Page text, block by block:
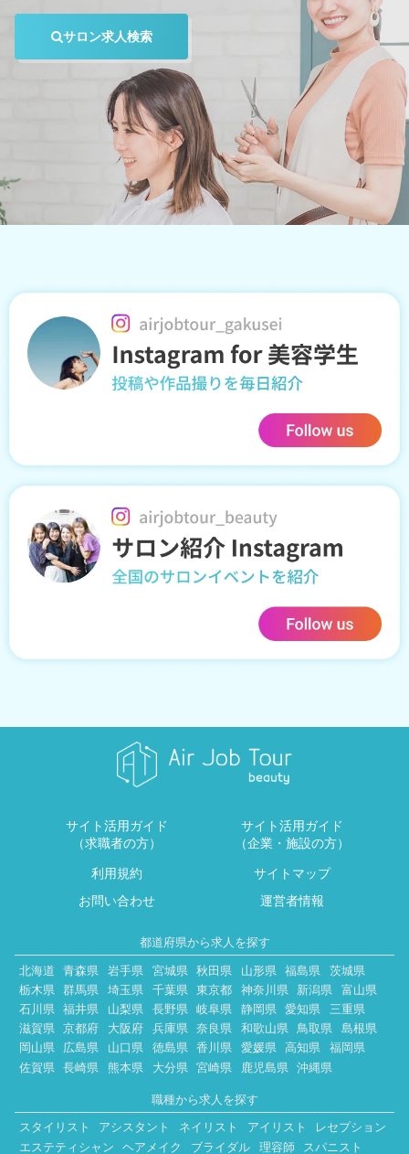
サロン求人検索
サイト活用ガイド
（求職者の方）
サイト活用ガイド
（企業・施設の方）
利用規約
サイトマップ
お問い合わせ
運営者情報
都道府県から求人を探す
北海道 青森県 岩手県 宮城県 秋田県 山形県 福島県 茨城県
栃木県 群馬県 埼玉県 千葉県 東京都 神奈川県 新潟県 富山県
石川県 福井県 山梨県 長野県 岐阜県 静岡県 愛知県 三重県
滋賀県 京都府 大阪府 兵庫県 奈良県 和歌山県 鳥取県 島根県
岡山県 広島県 山口県 徳島県 香川県 愛媛県 高知県 福岡県
佐賀県 長崎県 熊本県 大分県 宮崎県 鹿児島県 沖縄県
職種から求人を探す
スタイリスト
アシスタント ネイリスト アイリスト
レセプション
エステティシャン ヘアメイク ブライダル 理容師 スパニスト